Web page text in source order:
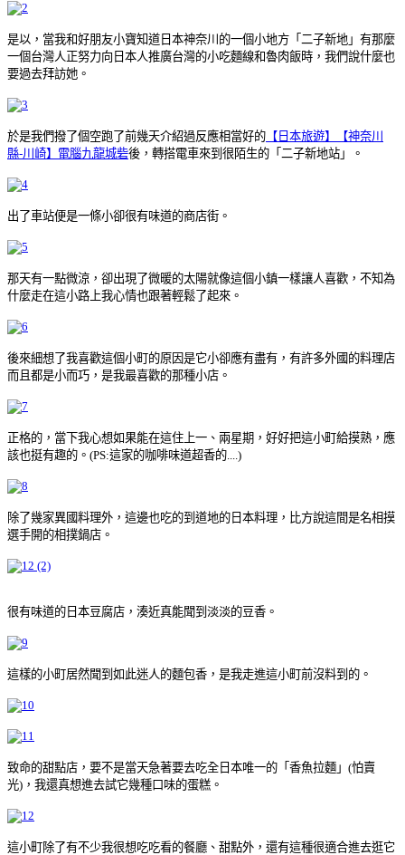
是以，當我和好朋友小寶知道日本神奈川的一個小地方「二子新地」有那麼
一個台灣人正努力向日本人推廣台灣的小吃麵線和魯肉飯時，我們說什麼也
要過去拜訪她。
於是我們撥了個空跑了前幾天介紹過反應相當好的 【日本旅遊】【神奈川
縣-川崎】電腦九龍城砦後，轉搭電車來到很陌生的「二子新地站」。
出了車站便是一條小卻很有味道的商店街。
那天有一點微涼，卻出現了微暖的太陽就像這個小鎮一樣讓人喜歡，不知為
什麼走在這小路上我心情也跟著輕鬆了起來。
後來細想了我喜歡這個小町的原因是它小卻應有盡有，有許多外國的料理店
而且都是小而巧，是我最喜歡的那種小店。
正格的，當下我心想如果能在這住上一、兩星期，好好把這小町給摸熟，應
該也挺有趣的。(PS:這家的咖啡味道超香的....)
除了幾家異國料理外，這邊也吃的到道地的日本料理，比方說這間是名相摸
選手開的相撲鍋店。
很有味道的日本豆腐店，湊近真能聞到淡淡的豆香。
這樣的小町居然聞到如此迷人的麵包香，是我走進這小町前沒料到的。
致命的甜點店，要不是當天急著要去吃全日本唯一的「香魚拉麵」(怕賣
光)，我還真想進去試它幾種口味的蛋糕。
這小町除了有不少我很想吃吃看的餐廳、甜點外，還有這種很適合進去逛它